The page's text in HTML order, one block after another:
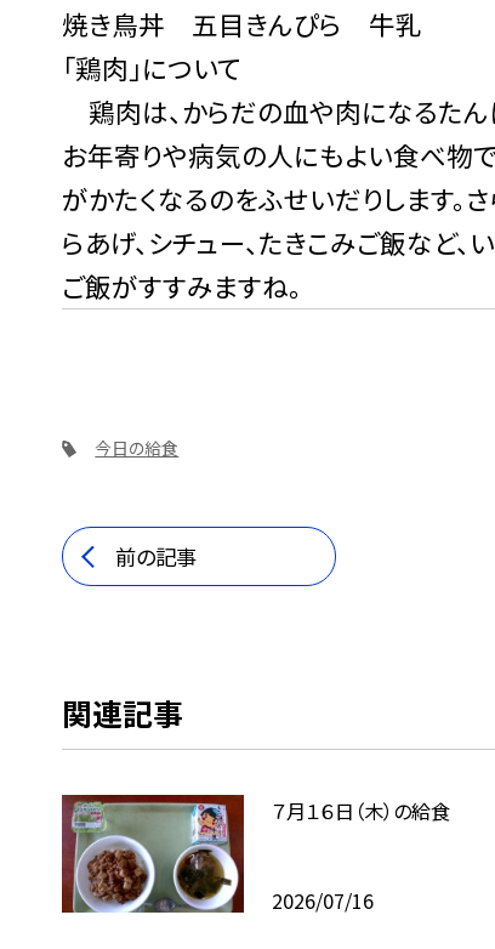
焼き鳥丼 五目きんぴら 牛乳
「鶏肉」について
鶏肉は、からだの血や肉になるたん
お年寄りや病気の人にもよい食べ物
がかたくなるのをふせいだりします。
らあげ、シチュー、たきこみご飯など
ご飯がすすみますね。
今日の給食
前の記事
関連記事
７月１６日（木）の給食
2026/07/16